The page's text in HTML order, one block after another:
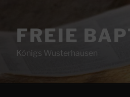
FREIE
Königs Wusterhausen